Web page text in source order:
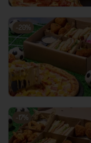
-20%
-17%